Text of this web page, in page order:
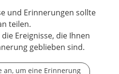
und Erinnerungen sollte
teilen.
Ereignisse, die Ihnen
geblieben sind.
an, um eine Erinnerung